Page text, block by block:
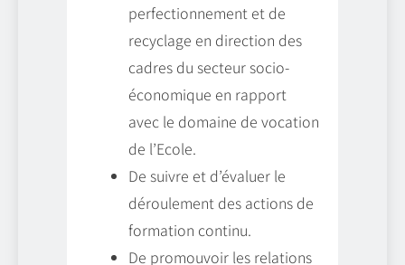
perfectionnement et de
recyclage en direction des
cadres du secteur socio-
économique en rapport
avec le domaine de vocation
de l’Ecole.
De suivre et d’évaluer le
déroulement des actions de
formation continu.
De promouvoir les relations